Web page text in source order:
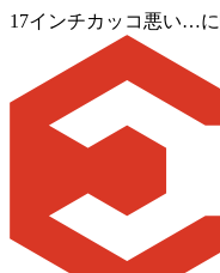
17インチカッコ悪い…